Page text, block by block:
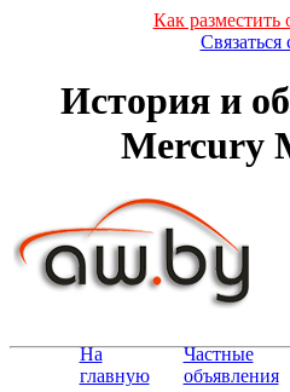
Как разместить
Связаться
История и
Mercury
На
главную
Частные
объявления